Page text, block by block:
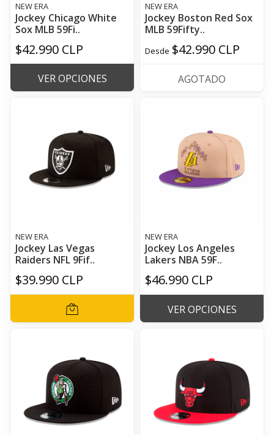
NEW ERA
Jockey Chicago White
Sox MLB 59Fi..
$42.990 CLP
VER OPCIONES
NEW ERA
Jockey Boston Red Sox
MLB 59Fifty..
Desde $42.990 CLP
AGOTADO
NEW ERA
Jockey Las Vegas
Raiders NFL 9Fif..
$39.990 CLP
NEW ERA
Jockey Los Angeles
Lakers NBA 59F..
$46.990 CLP
VER OPCIONES